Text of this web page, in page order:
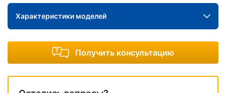
Характеристики моделей
Получить консультацию